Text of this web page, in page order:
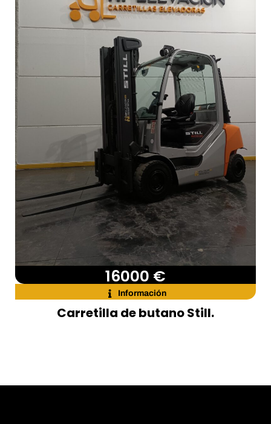
16000 €
Información
Carretilla de butano Still.